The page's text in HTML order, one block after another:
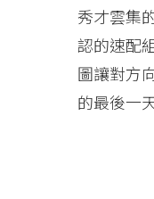
秀才雲集
認的速配
圖讓對方
的最後一